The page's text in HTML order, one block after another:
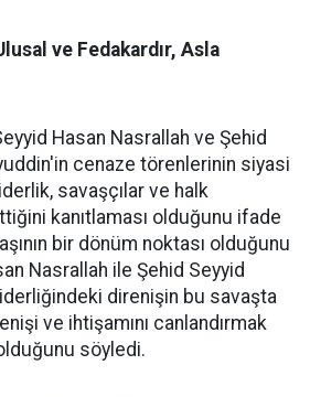
ve Fedakardır, Asla
Hasan Nasrallah ve Şehid
cenaze törenlerinin siyasi
savaşçılar ve halk
kanıtlaması olduğunu ifade
bir dönüm noktası olduğunu
Nasrallah ile Şehid Seyyid
direnişin bu savaşta
ve ihtişamını canlandırmak
söyledi.